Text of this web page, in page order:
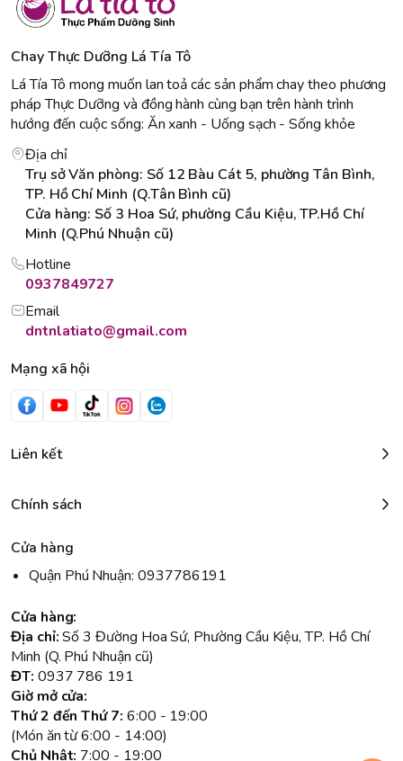
Chay Thực Dưỡng Lá Tía Tô
Lá Tía Tô mong muốn lan toả các sản phẩm chay theo phương
pháp Thực Dưỡng và đồng hành cùng bạn trên hành trình
hướng đến cuộc sống: Ăn xanh - Uống sạch - Sống khỏe
Địa chỉ
Trụ sở Văn phòng: Số 12 Bàu Cát 5, phường Tân Bình,
TP. Hồ Chí Minh (Q.Tân Bình cũ)
Cửa hàng: Số 3 Hoa Sứ, phường Cầu Kiệu, TP.Hồ Chí
Minh (Q.Phú Nhuận cũ)
Hotline
0937849727
Email
dntnlatiato@gmail.com
Mạng xã hội
Liên kết
Chính sách
Cửa hàng
Quận Phú Nhuận: 0937786191
Cửa hàng:
Địa chỉ:Số 3 Đường Hoa Sứ, Phường Cầu Kiệu, TP. Hồ Chí
Minh (Q. Phú Nhuận cũ)
ĐT: 0937 786 191
Giờ mở cửa:
Thứ 2 đến Thứ 7: 6:00 - 19:00
(Món ăn từ 6:00 - 14:00)
Chủ Nhật: 7:00 - 19:00